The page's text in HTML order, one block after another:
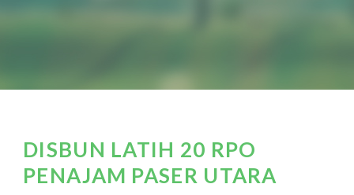
DISBUN LATIH 20 RPO
PENAJAM PASER UTARA